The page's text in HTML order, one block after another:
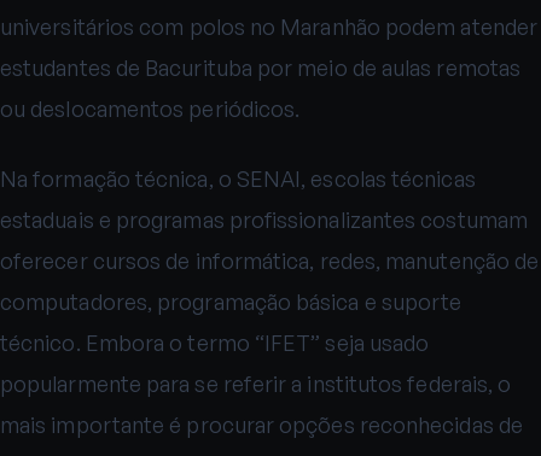
universitários com polos no Maranhão podem atender
estudantes de Bacurituba por meio de aulas remotas
ou deslocamentos periódicos.
Na formação técnica, o SENAI, escolas técnicas
estaduais e programas profissionalizantes costumam
oferecer cursos de informática, redes, manutenção de
computadores, programação básica e suporte
técnico. Embora o termo “IFET” seja usado
popularmente para se referir a institutos federais, o
mais importante é procurar opções reconhecidas de